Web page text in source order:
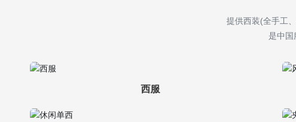
提供西装(全手工
是中国
西服